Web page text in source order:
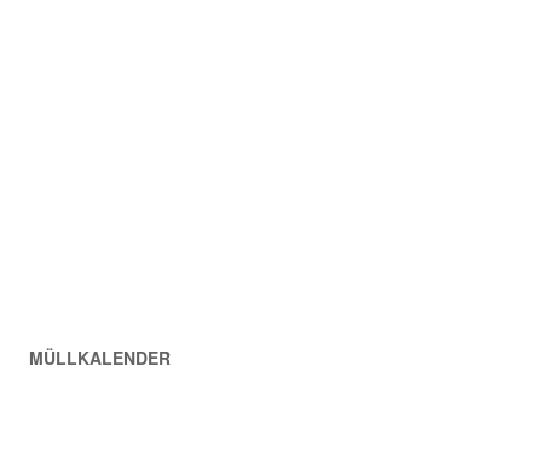
MÜLLKALENDER